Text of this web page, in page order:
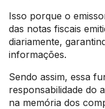
Isso porque o
das notas fiscais
diariamente,
informações.
Sendo assim, essa
responsabilidade do
na memória dos